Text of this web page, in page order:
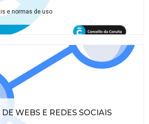
e normas de uso
WEBS E REDES SOCIAIS